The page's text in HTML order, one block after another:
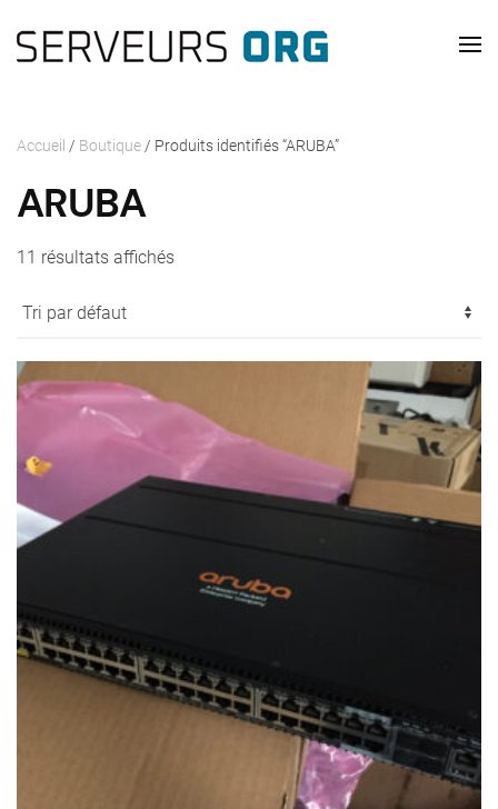
Skip to main content
Accueil / Boutique / Produits identifiés “ARUBA”
ARUBA
11 résultats affichés